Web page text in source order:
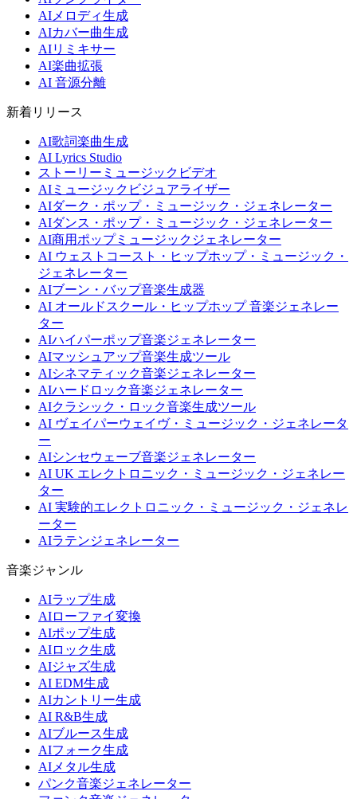
AIメロディ生成
AIカバー曲生成
AIリミキサー
AI楽曲拡張
AI 音源分離
新着リリース
AI歌詞楽曲生成
AI Lyrics Studio
ストーリーミュージックビデオ
AIミュージックビジュアライザー
AIダーク・ポップ・ミュージック・ジェネレーター
AIダンス・ポップ・ミュージック・ジェネレーター
AI商用ポップミュージックジェネレーター
AI ウェストコースト・ヒップホップ・ミュージック・
ジェネレーター
AIブーン・バップ音楽生成器
AI オールドスクール・ヒップホップ 音楽ジェネレー
ター
AIハイパーポップ音楽ジェネレーター
AIマッシュアップ音楽生成ツール
AIシネマティック音楽ジェネレーター
AIハードロック音楽ジェネレーター
AIクラシック・ロック音楽生成ツール
AI ヴェイパーウェイヴ・ミュージック・ジェネレータ
ー
AIシンセウェーブ音楽ジェネレーター
AI UK エレクトロニック・ミュージック・ジェネレー
ター
AI 実験的エレクトロニック・ミュージック・ジェネレ
ーター
AIラテンジェネレーター
音楽ジャンル
AIラップ生成
AIローファイ変換
AIポップ生成
AIロック生成
AIジャズ生成
AI EDM生成
AIカントリー生成
AI R&B生成
AIブルース生成
AIフォーク生成
AIメタル生成
パンク音楽ジェネレーター